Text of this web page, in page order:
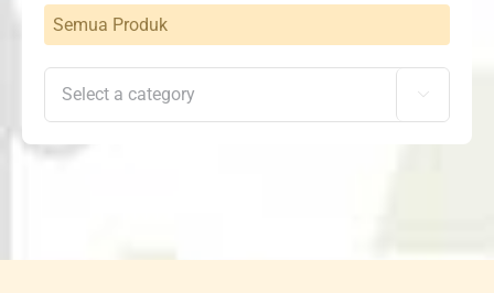
Semua Produk
